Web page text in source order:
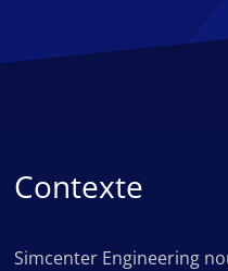
Contexte
Simcenter Engineering